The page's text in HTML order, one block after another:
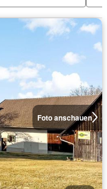
Foto anschauen